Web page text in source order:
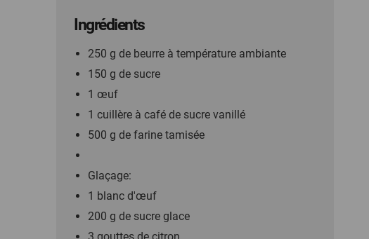
Ingrédients
250 g de beurre à température ambiante
150 g de sucre
1 œuf
1 cuillère à café de sucre vanillé
500 g de farine tamisée
Glaçage:
1 blanc d'œuf
200 g de sucre glace